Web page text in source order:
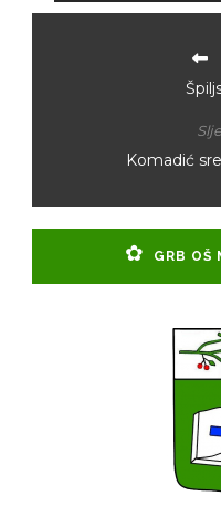
Komadić
GRB OŠ